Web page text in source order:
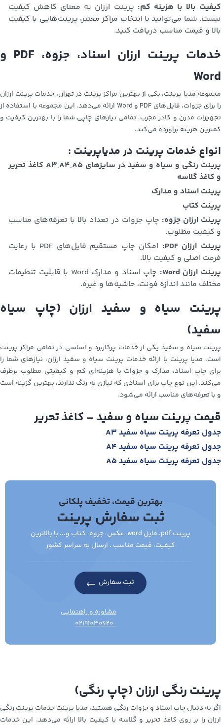
کیفیت بالا با هزینه کم: پرینت ارزان به معنای کاهش کیفیت
نیست. شما می‌توانید با انتخاب مراکز معتبر، پرینت‌هایی با کیفیت
بالا و قیمت مناسب دریافت کنید.
خدمات پرینت ارزان اسناد، جزوه، PDF و
Word
مجموعه مدیا پرینت، یکی از بهترین مراکز پرینت در تهران، خدمات پرینت ارزان
را برای جزوات، فایل‌های PDF و Word ارائه می‌دهد. این مجموعه با استفاده از
تجهیزات مدرن و کادر مجرب، تمامی نیازهای چاپی شما را با بهترین کیفیت و
کمترین هزینه برآورده می‌کند.
انواع خدمات پرینت در مدیاپرینت :
پرینت رنگی و سیاه و سفید در سایزهای A3,A4,A5 کاغذ تحریر
و کاغذ گلاسه
پرینت اسناد و مدارک
پرینت کتاب
پرینت ارزان جزوه: چاپ جزوات در تعداد بالا با تعرفه‌های مناسب
و کیفیت مطلوب.
پرینت ارزان PDF:
امکان چاپ مستقیم فایل‌های PDF با رعایت
فرمت اصلی و کیفیت بالا.
پرینت ارزان Word:
چاپ اسناد و مدارک Word با قابلیت تنظیمات
مختلف مانند اندازه فونت، حاشیه‌ها و غیره.
پرینت سیاه و سفید ارزان (چاپ سیاه
سفید)
پرینت سیاه و سفید یکی از خدمات پرکاربرد و اساسی در تمامی مراکز پرینت
است. مدیا پرینت با ارائه خدمات پرینت سیاه و سفید ارزان، نیازهای شما را
برای چاپ اسناد، مدارک و جزوات با هزینه‌ای کم و کیفیتی مطلوب برطرف
می‌کند. این نوع چاپ برای اسنادی که نیازی به رنگ ندارند، بهترین گزینه است
و با تعرفه‌های مناسب ارائه می‌شود.
قیمت پرینت سیاه و سفید – کاغذ تحریر
جدول تعرفه پرینت سیاه سفید A3
جدول تعرفه پرینت سیاه سفید A4
جدول تعرفه پرینت سیاه سفید A5
بهترین قیمت، تخفیف پلکانی
ثبت سفارش پرینت
پرینت pdf، فایل word، عکس، جزوه، کتاب و... با بالاترین
کیفیت، قیمت مناسب . ارسال به سراسر کشور
ثبت سفارش
مشاوره و راهنمایی
۰۲۱۹۱۰۳۰۶۲۰
پرینت رنگی ارزان (چاپ رنگی)
اگر به دنبال چاپ اسناد و جزوات رنگی هستید، مدیا پرینت خدمات پرینت رنگی
ارزان را بر روی کاغذ تحریر و گلاسه با کیفیت بالا ارائه می‌دهد. این خدمات